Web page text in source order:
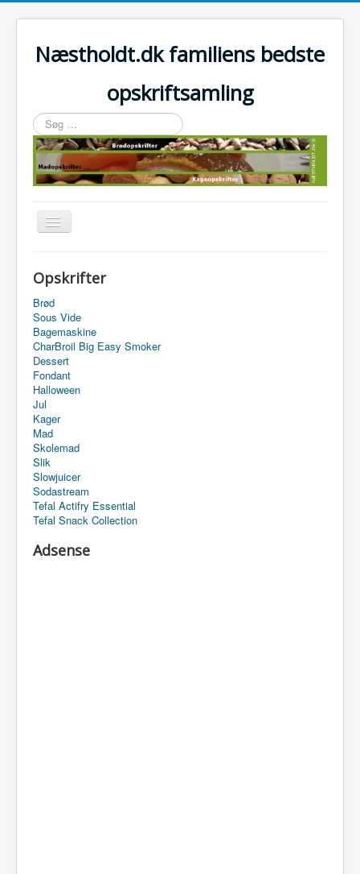
Næstholdt.dk familiens bedste
opskriftsamling
Søg
…
Skift
navigation
Tefal Actifry Essential
Opskrifter
Brød
Sous Vide
Bagemaskine
CharBroil Big Easy Smoker
Dessert
Fondant
Halloween
Jul
Kager
Mad
Skolemad
Slik
Slowjuicer
Sodastream
Tefal Actifry Essential
Tefal Snack Collection
Adsense